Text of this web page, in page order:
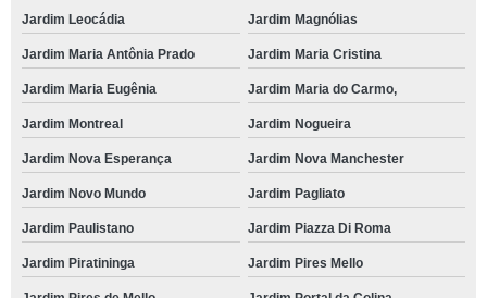
Jardim Leocádia Jardim Magnólias
Jardim Maria Antônia Prado Jardim Maria Cristina
Jardim Maria Eugênia Jardim Maria do Carmo,
Jardim Montreal Jardim Nogueira
Jardim Nova Esperança Jardim Nova Manchester
Jardim Novo Mundo Jardim Pagliato
Jardim Paulistano Jardim Piazza Di Roma
Jardim Piratininga Jardim Pires Mello